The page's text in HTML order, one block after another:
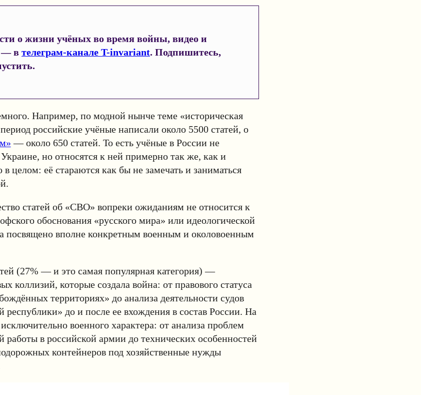
о жизни учёных во время войны, видео и
— в телеграм-канале T-invariant. Подпишитесь,
Например, по модной нынче теме «историческая
российские учёные написали около 5500 статей, о
— около 650 статей. То есть учёные в России не
но относятся к ней примерно так же, как и
в целом: её стараются как бы не замечать и заниматься
статей об «СВО» вопреки ожиданиям не относится к
обоснования «русского мира» или идеологической
посвящено вполне конкретным военным и околовоенным
(27% — и это самая популярная категория) —
коллизий, которые создала война: от правового статуса
территориях» до анализа деятельности судов
республики» до и после ее вхождения в состав России. На
военного характера: от анализа проблем
работы в российской армии до технических особенностей
контейнеров под хозяйственные нужды